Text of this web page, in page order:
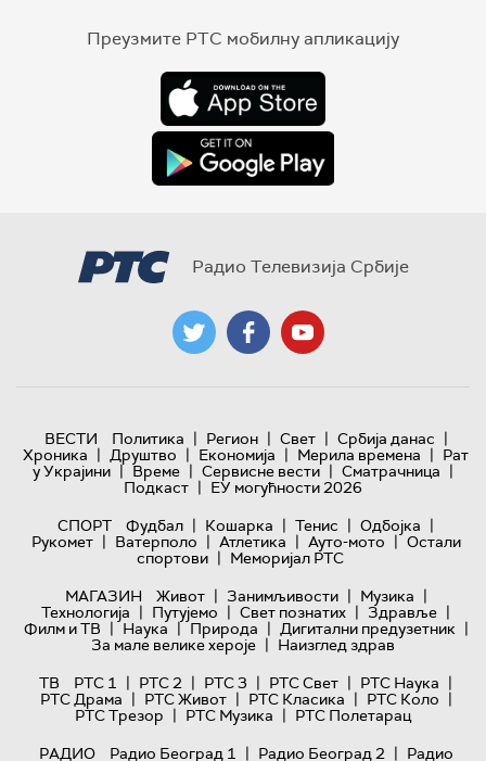
Преузмите РТС мобилну апликацију
Радио Телевизија Србије
ВЕСТИ Политика | Регион | Свет | Србија данас |
Хроника | Друштво | Економија | Мерила времена | Рат
у Украјини | Време | Сервисне вести | Сматрачница |
Подкаст | ЕУ могућности 2026
СПОРТ
Фудбал | Кошарка | Тенис | Одбојка |
Рукомет | Ватерполо | Атлетика | Ауто-мото | Остали
спортови | Меморијал РТС
МАГАЗИН
Живот | Занимљивости | Музика |
Технологијa | Путујемо | Свет познатих | Здравље |
Филм и ТВ | Наука | Природа | Дигитални предузетник |
За мале велике хероје | Наизглед здрав
ТВ
РТС 1 | РТС 2 | РТС 3 | РТС Свет | РТС Наука |
РТС Драма | РТС Живот | РТС Класика | РТС Коло |
РТС Трезор | РТС Музика | РТС Полетарац
РАДИО
Радио Београд 1 | Радио Београд 2 | Радио